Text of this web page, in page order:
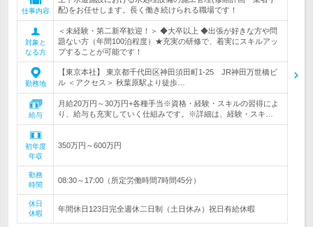
仕事内容
配)をお任せします。長く働き続けられる職場です！
対象と
なる方
＜未経験・第二新卒歓迎！＞ ◆大卒以上 ◆出張が好きな方や問
題ない方（年間100泊程度）★充実の研修で、着実にスキルアッ
プすることが可能です！
勤務地
【東京本社】 東京都千代田区神田須田町1-25 JR神田万世橋ビ
ル ＜アクセス＞ 秋葉原駅より徒歩…
給与
月給20万円～30万円+各種手当※資格・経験・スキルの習得によ
り、給与も充実していく仕組みです。※詳細は、経験・スキ…
初年度
年収
350万円～600万円
勤務
時間
08:30～17:00（所定労働時間7時間45分）
休日
休暇
年間休日123日完全週休二日制（土日休み）祝日有給休暇